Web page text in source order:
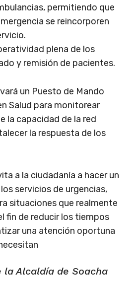
permitiendo que
se reincorporen
plena de los
y remisión de pacientes.
un Puesto de Mando
Salud para monitorear
la capacidad de la red
la respuesta de los
a la ciudadanía a hacer un
servicios de urgencias,
situaciones que realmente
fin de reducir los tiempos
una atención oportuna
Alcaldía de Soacha